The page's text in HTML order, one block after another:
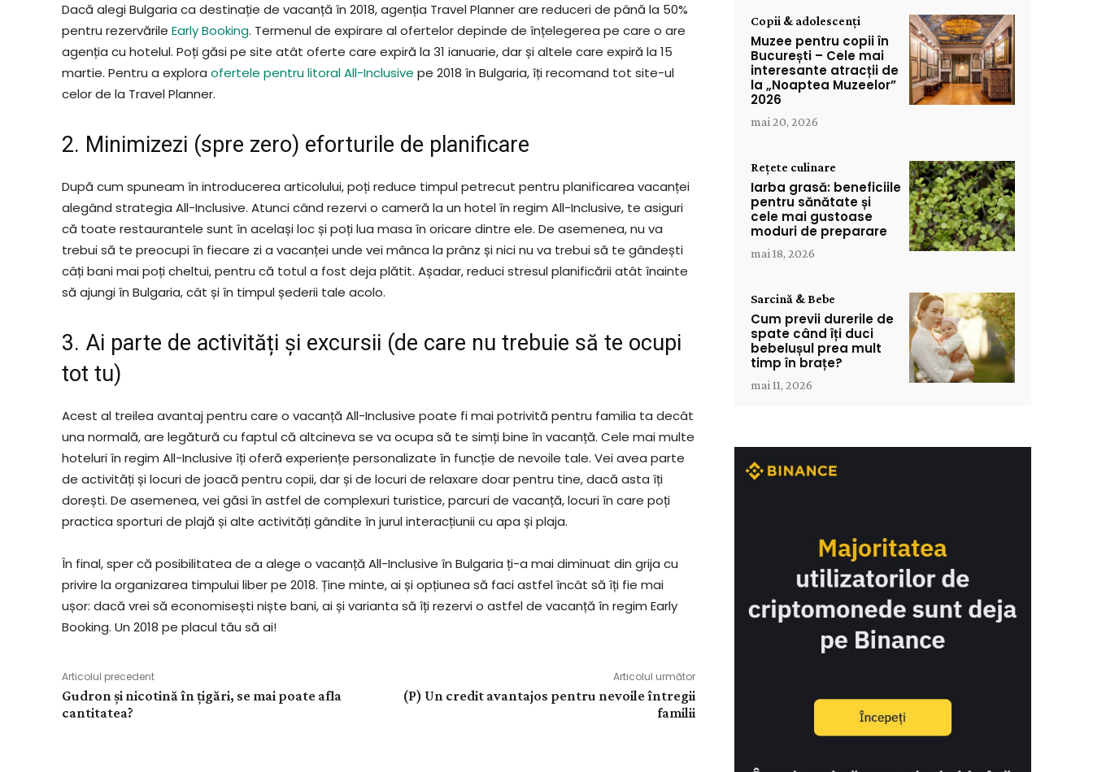
Dacă alegi Bulgaria ca destinație de vacanță în 2018, agenția Travel Planner are reduceri de până la 50%
pentru rezervările Early Booking. Termenul de expirare al ofertelor depinde de înțelegerea pe care o are
agenția cu hotelul. Poți găsi pe site atât oferte care expiră la 31 ianuarie, dar și altele care expiră la 15
martie. Pentru a explora ofertele pentru litoral All-Inclusive pe 2018 în Bulgaria, îți recomand tot site-ul
celor de la Travel Planner.
2. Minimizezi (spre zero) eforturile de planificare
După cum spuneam în introducerea articolului, poți reduce timpul petrecut pentru planificarea vacanței
alegând strategia All-Inclusive. Atunci când rezervi o cameră la un hotel în regim All-Inclusive, te asiguri
că toate restaurantele sunt în același loc și poți lua masa în oricare dintre ele. De asemenea, nu va
trebui să te preocupi în fiecare zi a vacanței unde vei mânca la prânz și nici nu va trebui să te gândești
câți bani mai poți cheltui, pentru că totul a fost deja plătit. Așadar, reduci stresul planificării atât înainte
să ajungi în Bulgaria, cât și în timpul șederii tale acolo.
3. Ai parte de activități și excursii (de care nu trebuie să te ocupi
tot tu)
Acest al treilea avantaj pentru care o vacanță All-Inclusive poate fi mai potrivită pentru familia ta decât
una normală, are legătură cu faptul că altcineva se va ocupa să te simți bine în vacanță. Cele mai multe
hoteluri în regim All-Inclusive îți oferă experiențe personalizate în funcție de nevoile tale. Vei avea parte
de activități și locuri de joacă pentru copii, dar și de locuri de relaxare doar pentru tine, dacă asta îți
dorești. De asemenea, vei găsi în astfel de complexuri turistice, parcuri de vacanță, locuri în care poți
practica sporturi de plajă și alte activități gândite în jurul interacțiunii cu apa și plaja.
În final, sper că posibilitatea de a alege o vacanță All-Inclusive în Bulgaria ți-a mai diminuat din grija cu
privire la organizarea timpului liber pe 2018. Ține minte, ai și opțiunea să faci astfel încât să îți fie mai
ușor: dacă vrei să economisești niște bani, ai și varianta să îți rezervi o astfel de vacanță în regim Early
Booking. Un 2018 pe placul tău să ai!
Articolul precedent
Gudron și nicotină în țigări, se mai poate afla
cantitatea?
Articolul următor
(P) Un credit avantajos pentru nevoile întregii
familii
Copii & adolescenți
Muzee pentru copii în
București – Cele mai
interesante atracții de
la „Noaptea Muzeelor”
2026
mai 20, 2026
Rețete culinare
Iarba grasă: beneficiile
pentru sănătate și
cele mai gustoase
moduri de preparare
mai 18, 2026
Sarcină & Bebe
Cum previi durerile de
spate când îți duci
bebelușul prea mult
timp în brațe?
mai 11, 2026